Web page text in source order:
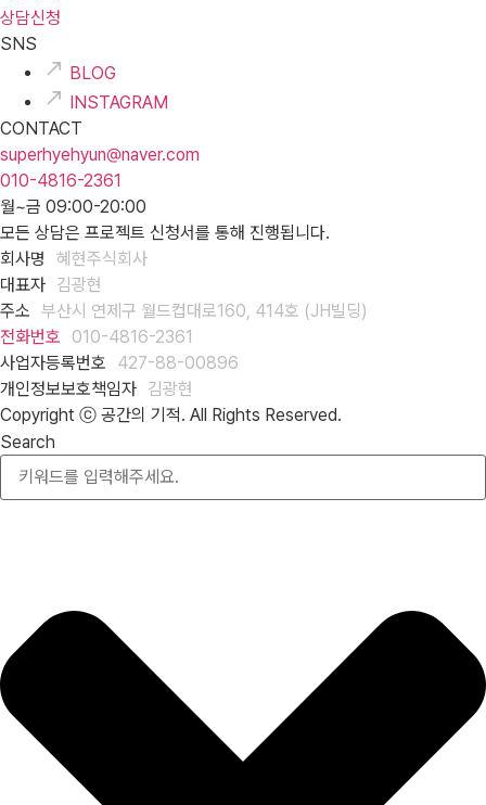
상담신청
SNS
BLOG
INSTAGRAM
CONTACT
superhyehyun@naver.com
010-4816-2361
월~금 09:00-20:00
모든 상담은 프로젝트 신청서를 통해 진행됩니다.
회사명
혜현주식회사
대표자 김광현
주소 부산시 연제구 월드컵대로160, 414호 (JH빌딩)
전화번호
010-4816-2361
사업자등록번호
427-88-00896
개인정보보호책임자 김광현
Copyright ⓒ 공간의 기적. All Rights Reserved.
Search